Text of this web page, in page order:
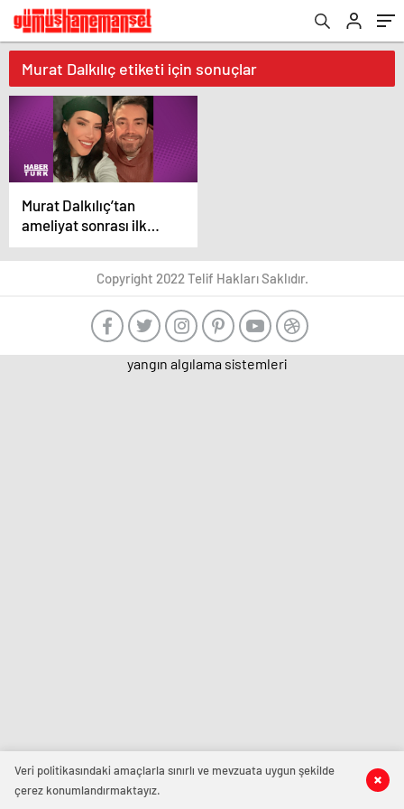
Murat Dalkılıç etiketi için sonuçlar
Murat Dalkılıç’tan
ameliyat sonrası ilk
fotoğraf
Copyright 2022 Telif Hakları Saklıdır.
Veri politikasındaki amaçlarla sınırlı ve mevzuata uygun şekilde
çerez konumlandırmaktayız.
yangın algılama sistemleri